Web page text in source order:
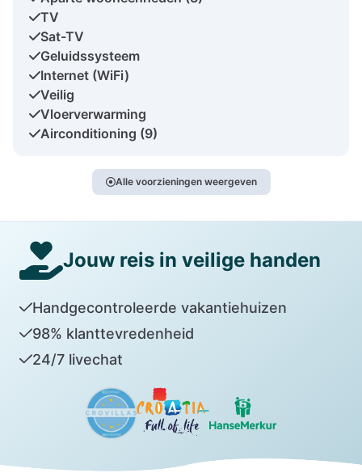
TV
Sat-TV
Geluidssysteem
Internet (WiFi)
Veilig
Vloerverwarming
Airconditioning (9)
Alle voorzieningen weergeven
Jouw reis in veilige handen
Handgecontroleerde vakantiehuizen
98% klanttevredenheid
24/7 livechat